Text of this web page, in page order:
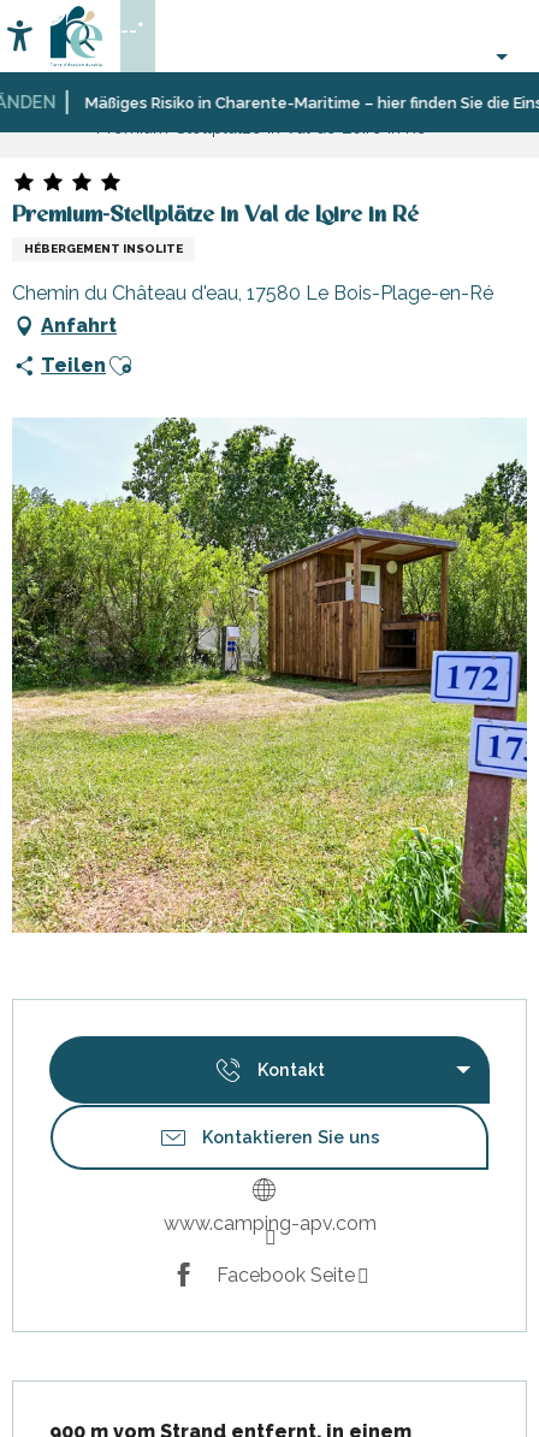
au
contenu
principal Mäßiges Risiko in Charente-Maritime – hier finden Sie die
Accessibilité
Suche
--°
Startseite
Premium-Stellplätze in Val de Loire in Ré
HÉBERGEMENT INSOLITE
Chemin du Château d'eau, 17580 Le Bois-Plage-en-Ré
Anfahrt
Teilen Ajouter aux favoris
Kontakt
Kontaktieren Sie uns
www.camping-apv.com
Facebook Seite
900 m vom Strand entfernt, in einem